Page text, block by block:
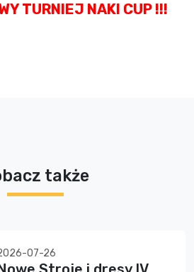
TURNIEJ NAKI CUP !!!
także
07-26